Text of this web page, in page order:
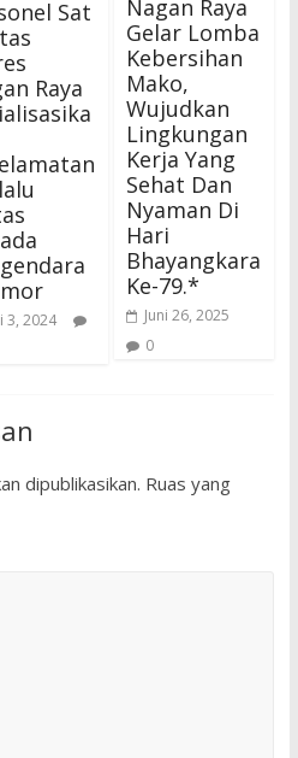
Sat
Raya
3, 2024
Nagan Raya
Gelar Lomba
Kebersihan
Mako,
Wujudkan
Lingkungan
Kerja Yang
Sehat Dan
Nyaman Di
Hari
Bhayangkara
Ke-79.*
Juni 26, 2025
0
dipublikasikan. Ruas yang